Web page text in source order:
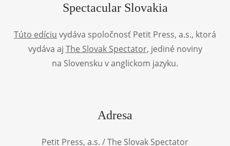
Spectacular Slovakia
Túto edíciu vydáva spoločnosť Petit Press, a.s., ktorá
vydáva aj The Slovak Spectator, jediné noviny
na Slovensku v anglickom jazyku.
Adresa
Petit Press, a.s. / The Slovak Spectator